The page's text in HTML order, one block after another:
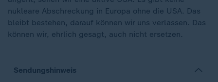
nukleare Abschreckung in Europa ohne die USA. Das
bleibt bestehen, darauf können wir uns verlassen. Das
können wir, ehrlich gesagt, auch nicht ersetzen.
Sendungshinweis